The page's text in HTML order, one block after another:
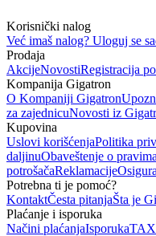
Korisnički nalog
Već imaš nalog? Uloguj se
Prodaja
AkcijeNovostiRegistracija
Kompanija Gigatron
O Kompaniji Gigatron
za zajednicuNovosti iz
Kupovina
Uslovi korišćenjaPolitika
daljinuObaveštenje o
potrošačaReklamacije
Potrebna ti je pomoć?
KontaktČesta pitanjaŠta je
Plaćanje i isporuka
Načini plaćanjaIsporukaTAX